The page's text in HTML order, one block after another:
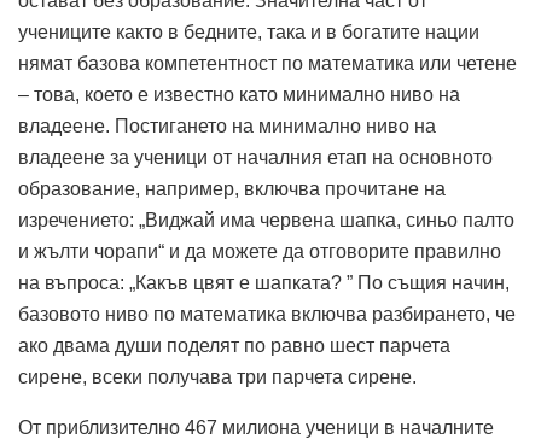
учениците както в бедните, така и в богатите нации
нямат базова компетентност по математика или четене
– това, което е известно като минимално ниво на
владеене. Постигането на минимално ниво на
владеене за ученици от началния етап на основното
образование, например, включва прочитане на
изречението: „Виджай има червена шапка, синьо палто
и жълти чорапи“ и да можете да отговорите правилно
на въпроса: „Какъв цвят е шапката? ” По същия начин,
базовото ниво по математика включва разбирането, че
ако двама души поделят по равно шест парчета
сирене, всеки получава три парчета сирене.
От приблизително 467 милиона ученици в началните